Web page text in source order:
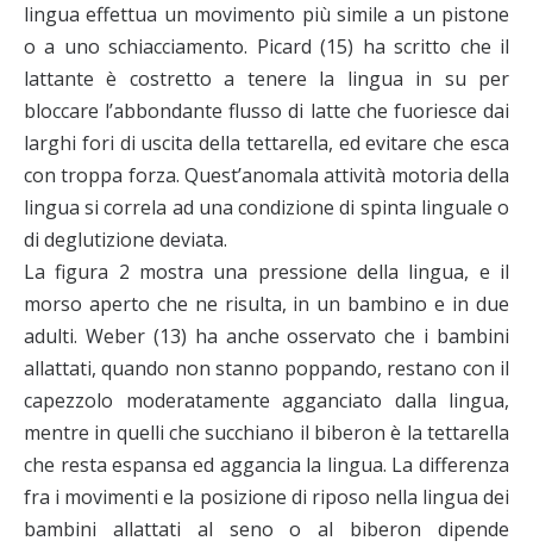
lingua effettua un movimento più simile a un pistone
o a uno schiacciamento. Picard (15) ha scritto che il
lattante è costretto a tenere la lingua in su per
bloccare l’abbondante flusso di latte che fuoriesce dai
larghi fori di uscita della tettarella, ed evitare che esca
con troppa forza. Quest’anomala attività motoria della
lingua si correla ad una condizione di spinta linguale o
di deglutizione deviata.
La figura 2 mostra una pressione della lingua, e il
morso aperto che ne risulta, in un bambino e in due
adulti. Weber (13) ha anche osservato che i bambini
allattati, quando non stanno poppando, restano con il
capezzolo moderatamente agganciato dalla lingua,
mentre in quelli che succhiano il biberon è la tettarella
che resta espansa ed aggancia la lingua. La differenza
fra i movimenti e la posizione di riposo nella lingua dei
bambini allattati al seno o al biberon dipende